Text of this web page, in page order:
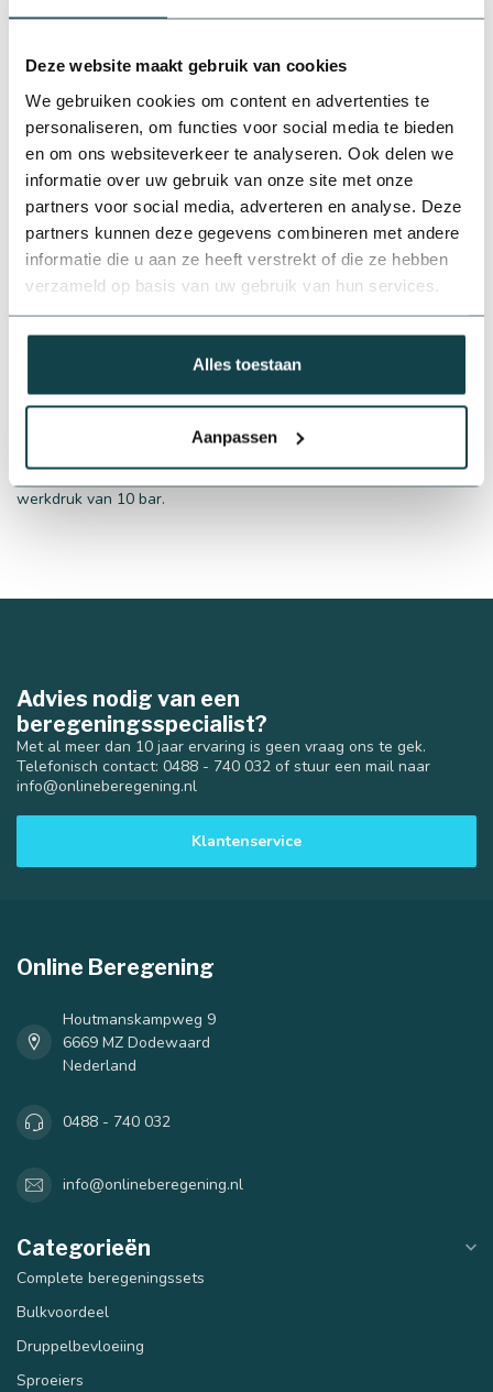
Deze website maakt gebruik van cookies
We gebruiken cookies om content en advertenties te
personaliseren, om functies voor social media te bieden
en om ons websiteverkeer te analyseren. Ook delen we
informatie over uw gebruik van onze site met onze
partners voor social media, adverteren en analyse. Deze
partners kunnen deze gegevens combineren met andere
informatie die u aan ze heeft verstrekt of die ze hebben
verzameld op basis van uw gebruik van hun services.
Alles toestaan
Aanpassen
Maak een verbinding tussen eenpvc buis
door middel van de onderstaande pvc
koppelingen. Depvc koppelingenhebben een maximale
werkdruk van 10 bar.
Advies nodig van een
beregeningsspecialist?
Met al meer dan 10 jaar ervaring is geen vraag ons te gek.
Telefonisch contact: 0488 - 740 032 of stuur een mail naar
info@onlineberegening.nl
Klantenservice
Online Beregening
Houtmanskampweg 9
6669 MZ Dodewaard
Nederland
0488 - 740 032
info@onlineberegening.nl
Categorieën
Complete beregeningssets
Bulkvoordeel
Druppelbevloeiing
Sproeiers